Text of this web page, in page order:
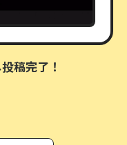
稿完了！